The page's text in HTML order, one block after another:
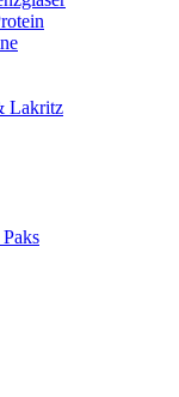
Lakritz